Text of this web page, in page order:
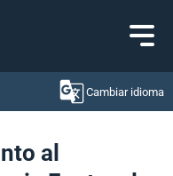
Cambiar idioma
al